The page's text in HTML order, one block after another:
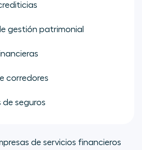
gestión patrimonial
corredores
seguros
de servicios financieros